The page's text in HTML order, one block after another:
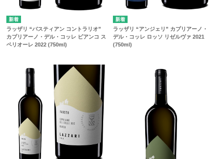
ラッザリ “バスティアン コントラリオ”
カプリアーノ・デル・コッレ ビアンコ ス
ペリオーレ 2022 (750ml)
ラッザリ “アンジェリ” カプリアーノ・
デル・コッレ ロッソ リゼルヴァ 2021
(750ml)